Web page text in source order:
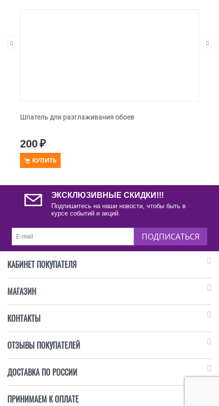
Шпатель для разглаживания обоев
200₽
КУПИТЬ
ЭКСКЛЮЗИВНЫЕ СКИДКИ!!!
Подпишитесь на наши новости, чтобы быть в
курсе событий и акций.
ПОДПИСАТЬСЯ
КАБИНЕТ ПОКУПАТЕЛЯ
МАГАЗИН
КОНТАКТЫ
ОТЗЫВЫ ПОКУПАТЕЛЕЙ
ДОСТАВКА ПО РОССИИ
ПРИНИМАЕМ К ОПЛАТЕ